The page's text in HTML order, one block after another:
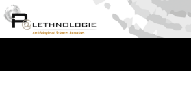
Aller
au
contenu